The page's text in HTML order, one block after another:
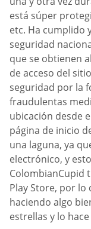
está súper
etc. Ha cumplido
seguridad
que se obtienen
de acceso del
seguridad por la
fraudulentas
ubicación desde
página de inicio
una laguna, ya
electrónico, y
ColombianCupid
Play Store, por
haciendo algo
estrellas y lo